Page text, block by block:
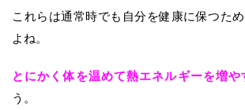
これらは通常時でも自分を健康に保つた
よね。
とにかく体を温めて熱エネルギーを増や
う。